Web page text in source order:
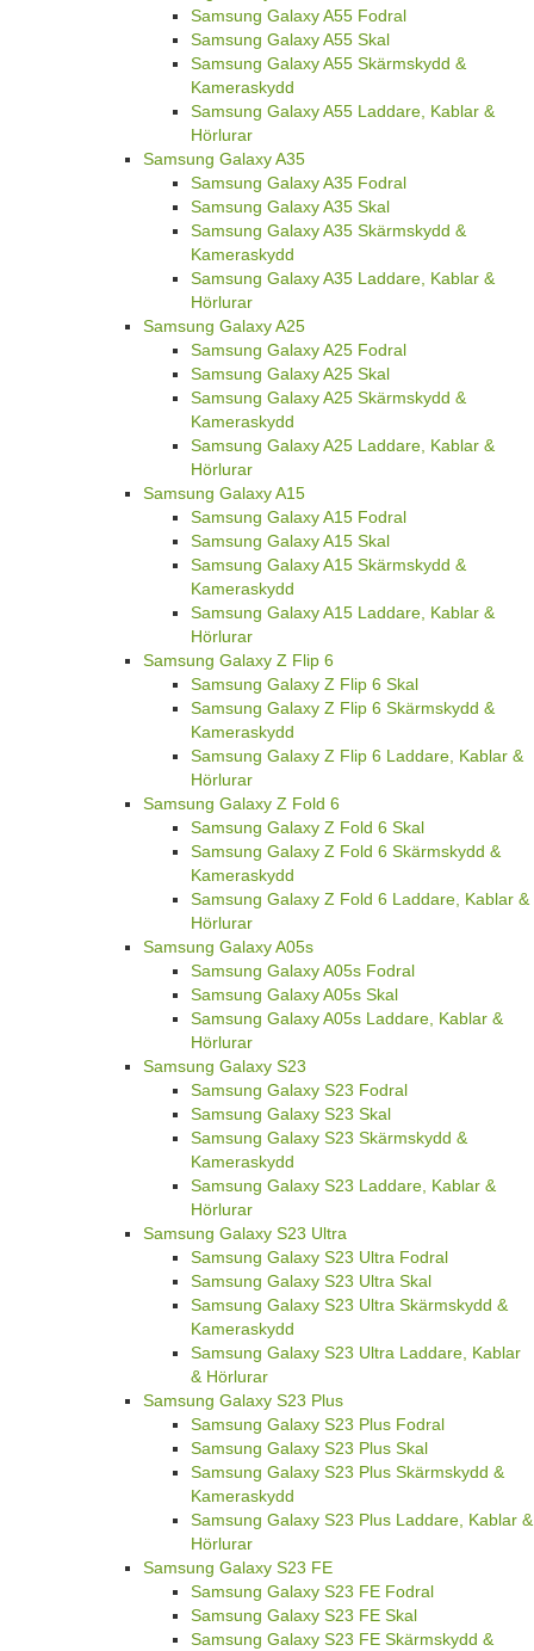
Samsung Galaxy A55 Fodral
Samsung Galaxy A55 Skal
Samsung Galaxy A55 Skärmskydd &
Kameraskydd
Samsung Galaxy A55 Laddare, Kablar &
Hörlurar
Samsung Galaxy A35
Samsung Galaxy A35 Fodral
Samsung Galaxy A35 Skal
Samsung Galaxy A35 Skärmskydd &
Kameraskydd
Samsung Galaxy A35 Laddare, Kablar &
Hörlurar
Samsung Galaxy A25
Samsung Galaxy A25 Fodral
Samsung Galaxy A25 Skal
Samsung Galaxy A25 Skärmskydd &
Kameraskydd
Samsung Galaxy A25 Laddare, Kablar &
Hörlurar
Samsung Galaxy A15
Samsung Galaxy A15 Fodral
Samsung Galaxy A15 Skal
Samsung Galaxy A15 Skärmskydd &
Kameraskydd
Samsung Galaxy A15 Laddare, Kablar &
Hörlurar
Samsung Galaxy Z Flip 6
Samsung Galaxy Z Flip 6 Skal
Samsung Galaxy Z Flip 6 Skärmskydd &
Kameraskydd
Samsung Galaxy Z Flip 6 Laddare, Kablar &
Hörlurar
Samsung Galaxy Z Fold 6
Samsung Galaxy Z Fold 6 Skal
Samsung Galaxy Z Fold 6 Skärmskydd &
Kameraskydd
Samsung Galaxy Z Fold 6 Laddare, Kablar &
Hörlurar
Samsung Galaxy A05s
Samsung Galaxy A05s Fodral
Samsung Galaxy A05s Skal
Samsung Galaxy A05s Laddare, Kablar &
Hörlurar
Samsung Galaxy S23
Samsung Galaxy S23 Fodral
Samsung Galaxy S23 Skal
Samsung Galaxy S23 Skärmskydd &
Kameraskydd
Samsung Galaxy S23 Laddare, Kablar &
Hörlurar
Samsung Galaxy S23 Ultra
Samsung Galaxy S23 Ultra Fodral
Samsung Galaxy S23 Ultra Skal
Samsung Galaxy S23 Ultra Skärmskydd &
Kameraskydd
Samsung Galaxy S23 Ultra Laddare, Kablar
& Hörlurar
Samsung Galaxy S23 Plus
Samsung Galaxy S23 Plus Fodral
Samsung Galaxy S23 Plus Skal
Samsung Galaxy S23 Plus Skärmskydd &
Kameraskydd
Samsung Galaxy S23 Plus Laddare, Kablar &
Hörlurar
Samsung Galaxy S23 FE
Samsung Galaxy S23 FE Fodral
Samsung Galaxy S23 FE Skal
Samsung Galaxy S23 FE Skärmskydd &